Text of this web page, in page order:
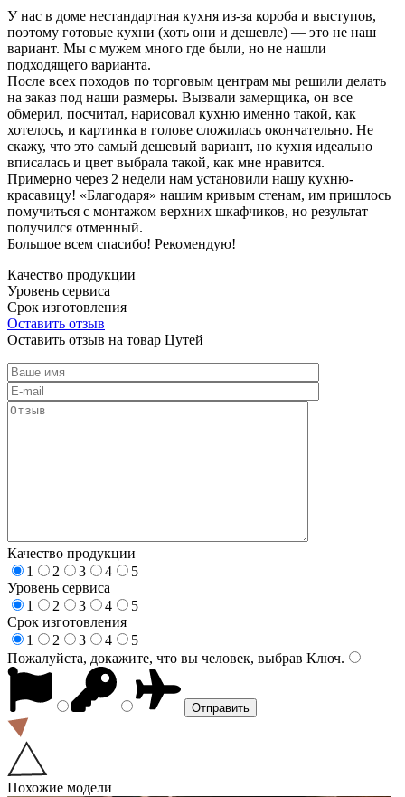
У нас в доме нестандартная кухня из-за короба и выступов,
поэтому готовые кухни (хоть они и дешевле) — это не наш
вариант. Мы с мужем много где были, но не нашли
подходящего варианта.
После всех походов по торговым центрам мы решили делать
на заказ под наши размеры. Вызвали замерщика, он все
обмерил, посчитал, нарисовал кухню именно такой, как
хотелось, и картинка в голове сложилась окончательно. Не
скажу, что это самый дешевый вариант, но кухня идеально
вписалась и цвет выбрала такой, как мне нравится.
Примерно через 2 недели нам установили нашу кухню-
красавицу! «Благодаря» нашим кривым стенам, им пришлось
помучиться с монтажом верхних шкафчиков, но результат
получился отменный.
Большое всем спасибо! Рекомендую!
Качество продукции
Уровень сервиса
Срок изготовления
Оставить отзыв
Оставить отзыв на товар Цутей
Качество продукции
1
2 3 4
5
Уровень сервиса
1
2 3 4
5
Срок изготовления
1
2 3 4
5
Пожалуйста, докажите, что вы человек, выбрав Ключ.
Похожие модели